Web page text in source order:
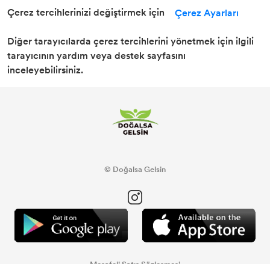
Çerez tercihlerinizi değiştirmek için
Çerez Ayarları
Diğer tarayıcılarda çerez tercihlerini yönetmek için ilgili
tarayıcının yardım veya destek sayfasını
inceleyebilirsiniz.
© Doğalsa Gelsin